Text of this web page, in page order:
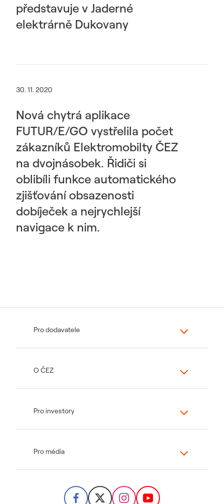
představuje v Jaderné
elektrárně Dukovany
30. 11. 2020
Nová chytrá aplikace
FUTUR/E/GO vystřelila počet
zákazníků Elektromobilty ČEZ
na dvojnásobek. Řidiči si
oblibíli funkce automatického
zjišťování obsazenosti
dobíječek a nejrychlejší
navigace k nim.
Pro dodavatele
O ČEZ
Pro investory
Pro média